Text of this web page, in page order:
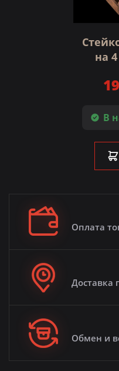
на
В
Оплата
Доставка
Обмен и